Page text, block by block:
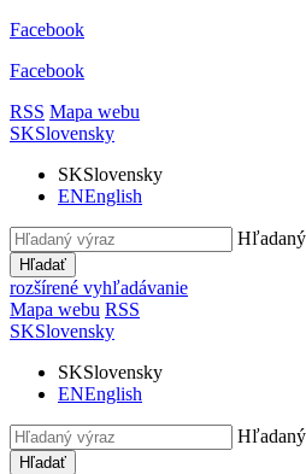
Facebook
Facebook
RSS Mapa webu
SKSlovensky
SKSlovensky
ENEnglish
Hľadať
rozšírené vyhľadávanie
Mapa webu RSS
SKSlovensky
SKSlovensky
ENEnglish
Hľadať